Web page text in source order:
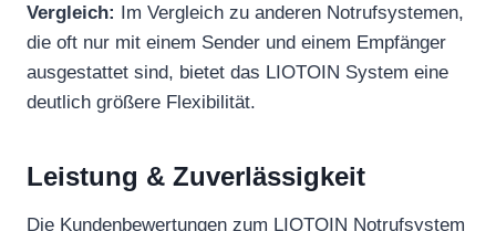
Vergleich: Im Vergleich zu anderen Notrufsystemen,
die oft nur mit einem Sender und einem Empfänger
ausgestattet sind, bietet das LIOTOIN System eine
deutlich größere Flexibilität.
Leistung & Zuverlässigkeit
Die Kundenbewertungen zum LIOTOIN Notrufsystem